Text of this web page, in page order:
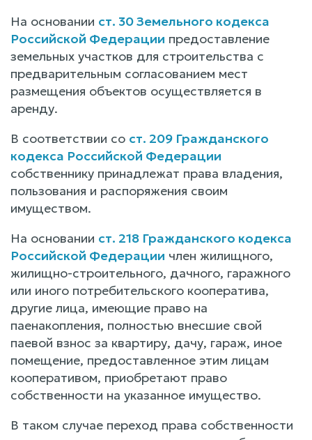
На основании ст. 30 Земельного кодекса
Российской Федерации предоставление
земельных участков для строительства с
предварительным согласованием мест
размещения объектов осуществляется в
аренду.
В соответствии со ст. 209 Гражданского
кодекса Российской Федерации
собственнику принадлежат права владения,
пользования и распоряжения своим
имуществом.
На основании ст. 218 Гражданского кодекса
Российской Федерации член жилищного,
жилищно-строительного, дачного, гаражного
или иного потребительского кооператива,
другие лица, имеющие право на
паенакопления, полностью внесшие свой
паевой взнос за квартиру, дачу, гараж, иное
помещение, предоставленное этим лицам
кооперативом, приобретают право
собственности на указанное имущество.
В таком случае переход права собственности